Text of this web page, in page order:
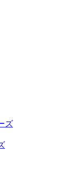
ズ